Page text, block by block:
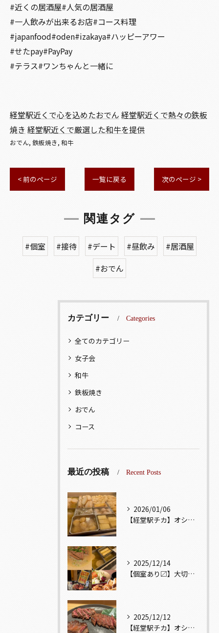
#近くの居酒屋#人気の居酒屋
#一人飲みが出来るお店#コース料理
#japanfood#oden#izakaya#ハッピーアワー
#せたpay#PayPay
#テラス#ワンちゃんと一緒に
経堂駅近くで心を込めたおでん 経堂駅近くで熱々の鉄板
焼き 経堂駅近くで厳選した和牛を提供
おでん 鉄板焼き 和牛
< 前のページ 一覧に戻る 次のページ >
関連タグ
#個室 #接待 #デート #昼飲み
#居酒屋
#おでん
カテゴリー Categories
全てのカテゴリー
女子会
和牛
鉄板焼き
おでん
コース
最近の投稿 Recent Posts
2026/01/06
【経堂駅チカ】オシャレ居酒屋🏮出汁が美味しいおでんがオススメ...
2025/12/14
【個室あり〼】大切な記念日、お祝い事でのご来店ぜひお待ちして...
2025/12/12
【経堂駅チカ】オシャレ居酒屋🏮自慢のお肉が楽しめる🐃お得なコ...